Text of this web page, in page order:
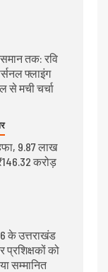
तक: रवि
फ्लाइंग
से मची चर्चा
9.87 लाख
करोड़
के उत्तराखंड
को
सम्मानित